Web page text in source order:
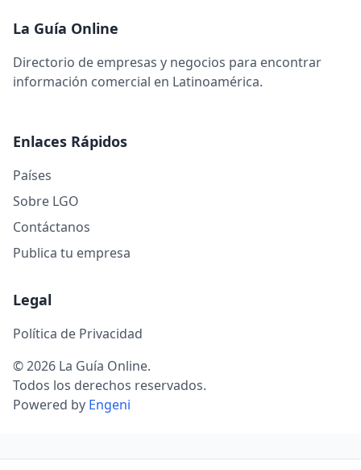
La Guía Online
Directorio de empresas y negocios para encontrar
información comercial en Latinoamérica.
Enlaces Rápidos
Países
Sobre LGO
Contáctanos
Publica tu empresa
Legal
Política de Privacidad
© 2026 La Guía Online.
Todos los derechos reservados.
Powered by Engeni